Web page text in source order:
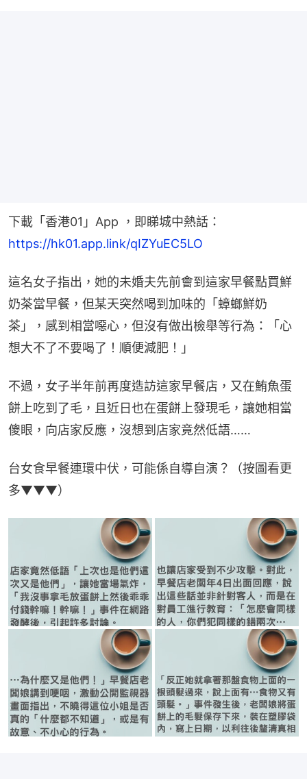
下載「香港01」App ，即睇城中熱話：
https://hk01.app.link/qIZYuEC5LO
這名女子指出，她的未婚夫先前會到這家早餐點買鮮
奶茶當早餐，但某天突然喝到加味的「蟑螂鮮奶
茶」，感到相當噁心，但沒有做出檢舉等行為：「心
想大不了不要喝了！順便減肥！」
不過，女子半年前再度造訪這家早餐店，又在鮪魚蛋
餅上吃到了毛，且近日也在蛋餅上發現毛，讓她相當
傻眼，向店家反應，沒想到店家竟然低語……
台女食早餐連環中伏，可能係自導自演？（按圖看更
多▼▼▼）